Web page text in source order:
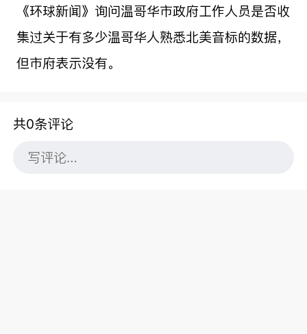
《环球新闻》询问温哥华市政府工作人员是否收
集过关于有多少温哥华人熟悉北美音标的数据，
但市府表示没有。
共0条评论